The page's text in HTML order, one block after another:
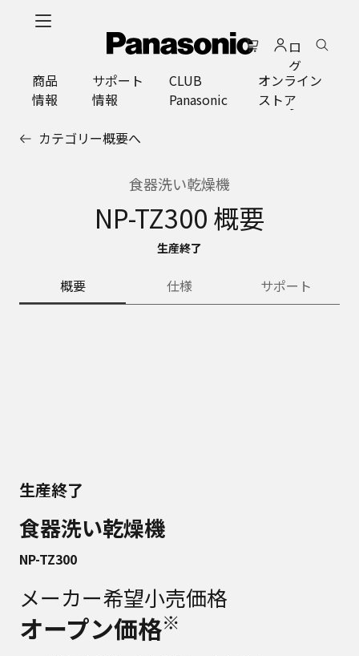
ロ
グ
イ
ン
商品
情報
サポート
情報
CLUB
Panasonic
オンライン
ストア
カテゴリー概要へ
食器洗い乾燥機
NP-TZ300 概要
生産終了
概要 仕様 サポート
生産終了
食器洗い乾燥機
NP-TZ300
メーカー希望小売価格
オープン価格※